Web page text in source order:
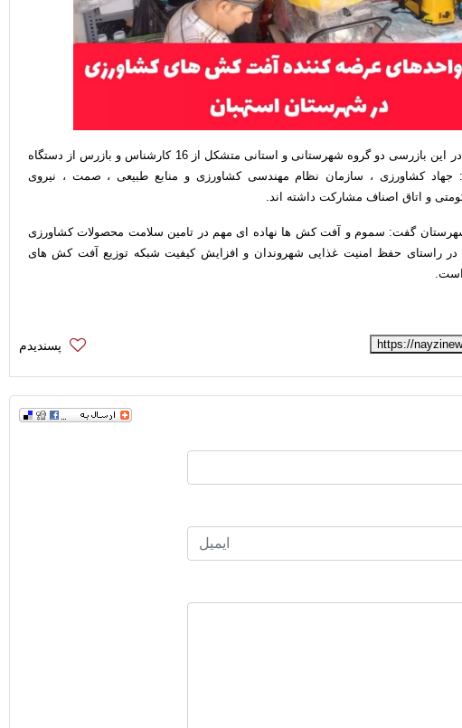
اعیان منش بیان کرد: در این بازرسی دو گروه شهرستانی و استانی متشکل از 16 کارشناس و بازرس از دستگاه
جهاد کشاورزی ، سازمان نظام مهندسی کشاورزی و منابع طبیعی ، صمت ، نیروی
و اتاق اصناف مشارکت داشته اند.
گفت: سموم و آفت کش ها نهاده ای مهم در تامین سلامت محصولات کشاورزی
در راستای حفظ امنیت غذایی شهروندان و افزایش کیفیت شبکه توزیع آفت کش های
است.
https://